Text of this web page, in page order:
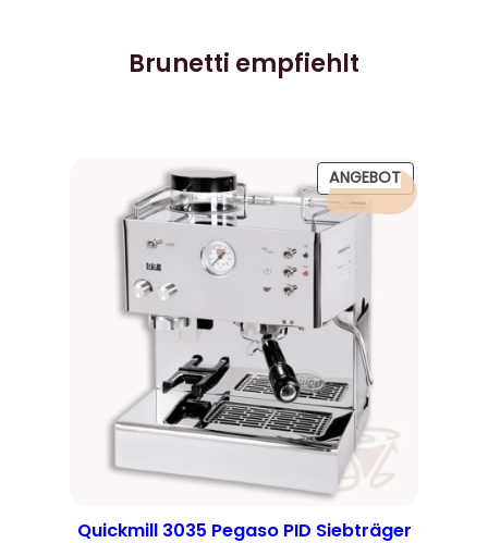
Brunetti empfiehlt
ANGEBOTPRODUKT
IM
Quickmill 3035 Pegaso PID Siebträger